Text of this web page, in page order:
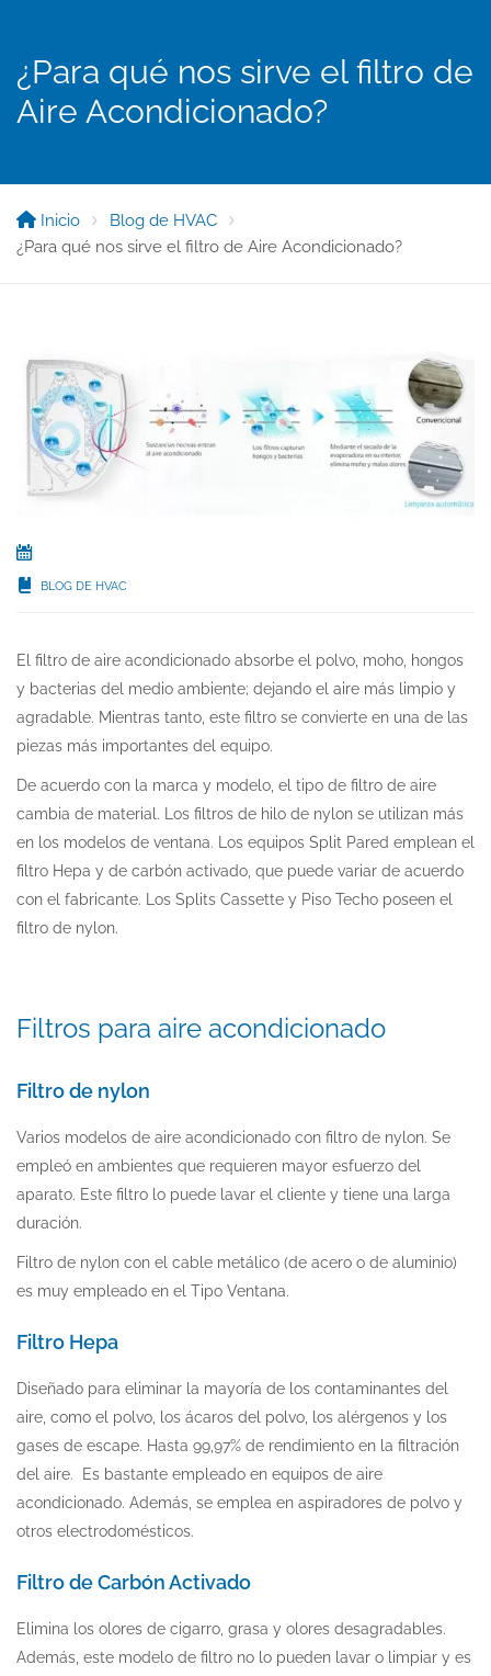
¿Para qué nos sirve el filtro de
Aire Acondicionado?
Inicio
Blog de HVAC
¿Para qué nos sirve el filtro de Aire Acondicionado?
BLOG DE HVAC
El filtro de aire acondicionado absorbe el polvo, moho, hongos
y bacterias del medio ambiente; dejando el aire más limpio y
agradable. Mientras tanto, este filtro se convierte en una de las
piezas más importantes del equipo.
De acuerdo con la marca y modelo, el tipo de filtro de aire
cambia de material. Los filtros de hilo de nylon se utilizan más
en los modelos de ventana. Los equipos Split Pared emplean el
filtro Hepa y de carbón activado, que puede variar de acuerdo
con el fabricante. Los Splits Cassette y Piso Techo poseen el
filtro de nylon.
Filtros para aire acondicionado
Filtro de nylon
Varios modelos de aire acondicionado con filtro de nylon. Se
empleó en ambientes que requieren mayor esfuerzo del
aparato. Este filtro lo puede lavar el cliente y tiene una larga
duración.
Filtro de nylon con el cable metálico (de acero o de aluminio)
es muy empleado en el Tipo Ventana.
Filtro Hepa
Diseñado para eliminar la mayoría de los contaminantes del
aire, como el polvo, los ácaros del polvo, los alérgenos y los
gases de escape. Hasta 99,97% de rendimiento en la filtración
del aire. Es bastante empleado en equipos de aire
acondicionado. Además, se emplea en aspiradores de polvo y
otros electrodomésticos.
Filtro de Carbón Activado
Elimina los olores de cigarro, grasa y olores desagradables.
Además, este modelo de filtro no lo pueden lavar o limpiar y es